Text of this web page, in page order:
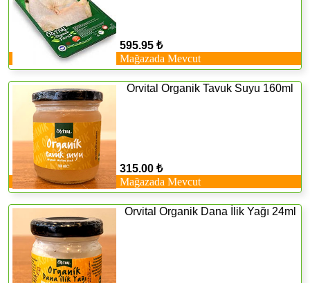
595.95 ₺
Mağazada Mevcut
Orvital Organik Tavuk Suyu 160ml
315.00 ₺
Mağazada Mevcut
Orvital Organik Dana İlik Yağı 24ml